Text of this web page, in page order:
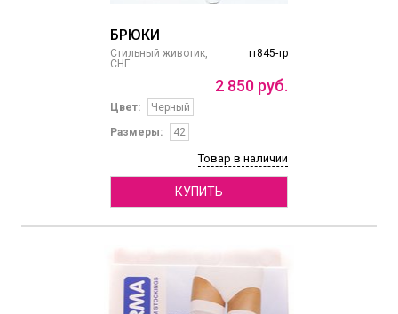
БРЮКИ
тт845-тр
Стильный животик,
СНГ
2 850 руб.
Цвет:
Черный
Размеры:
42
Товар в наличии
КУПИТЬ